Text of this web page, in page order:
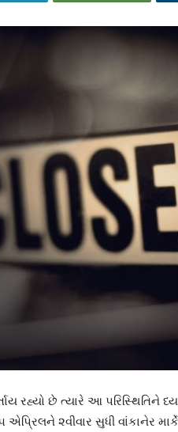
રહ્યો છે ત્યારે આ
એપ્રિલને ૨વીવાર સુધી વાંકાનેર